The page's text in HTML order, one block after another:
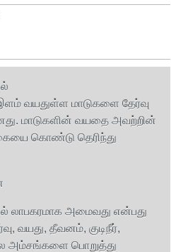
வயதுள்ள மாடுகளை தேர்வு
மாடுகளின் வயதை அவற்றின்
கொண்டு தெரிந்து
அமைவது என்பது
வயது, தீவனம், குடிநீர்,
அம்சங்களை பொறுத்து